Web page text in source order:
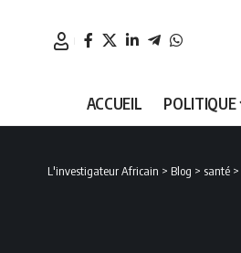
ACCUEIL POLITIQUE
L'investigateur Africain > Blog > santé >